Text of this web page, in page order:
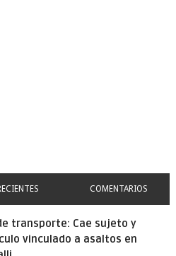
COMENTARIOS
transporte: Cae sujeto y
vinculado a asaltos en